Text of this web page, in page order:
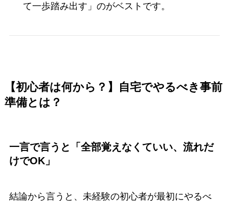
て一歩踏み出す」のがベストです。
【初心者は何から？】自宅でやるべき事前
準備とは？
一言で言うと「全部覚えなくていい、流れだ
けでOK」
結論から言うと、未経験の初心者が最初にやるべ